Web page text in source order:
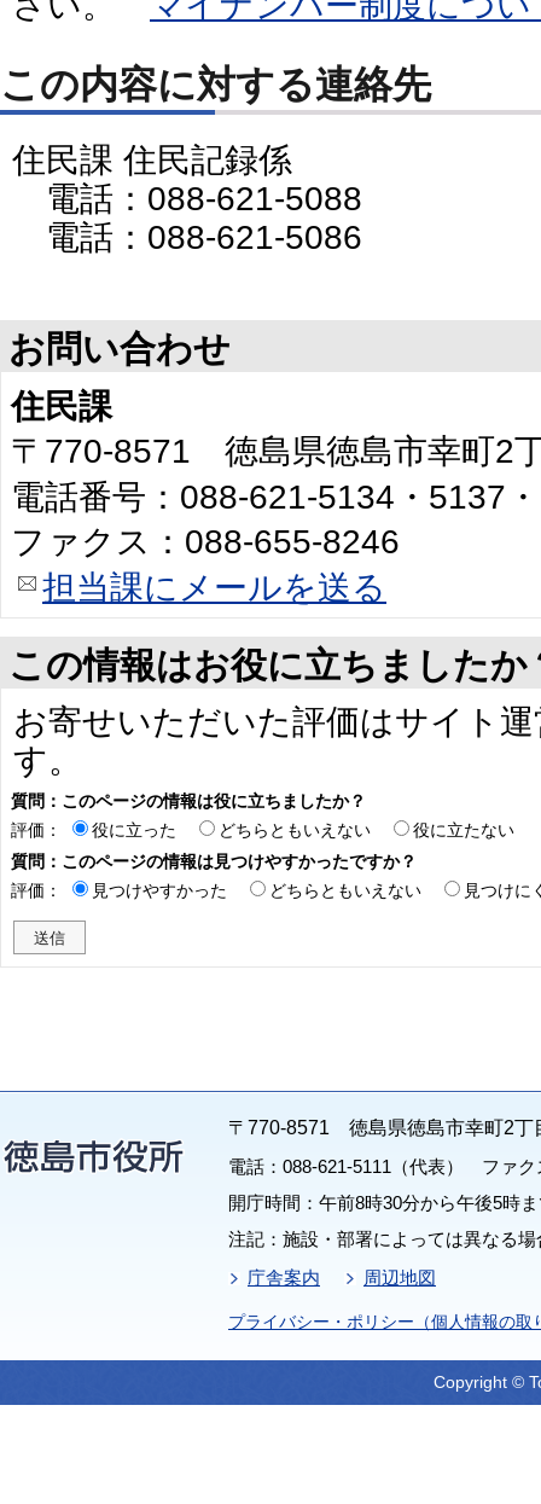
この内容に対する連絡先
住民課 住民記録係
電話：088-621-5088
電話：088-621-5086
お問い合わせ
住民課
〒770-8571 徳島県徳島市幸町2
電話番号：088-621-5134・5137
ファクス：088-655-8246
担当課にメールを送る
この情報はお役に立ちましたか
お寄せいただいた評価はサイト
す。
質問：このページの情報は役に立ちましたか？
評価：
役に立った どちらともいえない
役に立たない
質問：このページの情報は見つけやすかったですか？
評価：
見つけやすかった どちらともいえない 見つけに
〒770-8571 徳島県徳島市幸町2丁
電話：088-621-5111（代表） ファク
開庁時間：午前8時30分から午後5時
注記：施設・部署によっては異なる
庁舎案内
周辺地図
プライバシー・ポリシー（個人情報の取
Copyright ©